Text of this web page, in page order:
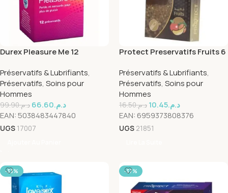
Durex Pleasure Me 12
Préservatifs & Lubrifiants,
Préservatifs, Soins pour
Hommes
د.م.99.90 د.م.66.60
EAN:5038483447840
UGS 17007
Protect Preservatifs Fruits 6
Préservatifs & Lubrifiants,
Préservatifs, Soins pour
Hommes
د.م.16.50 د.م.10.45
EAN: 6959373808376
UGS 21851
-33% -37%